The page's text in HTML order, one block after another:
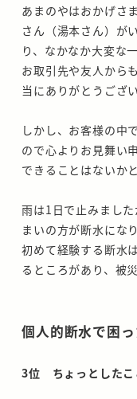
あまのやはおかげさ
さん（湯本さん）が
り、なかなか大変な
お取引先や友人から
当にありがとうござい
しかし、お客様の中
ので心よりお見舞い
できることはないか
雨は1日で止みまし
まいの方が断水にな
初めて経験する断水
るところがあり、被
個人的断水で困
3位 ちょっとしたこ